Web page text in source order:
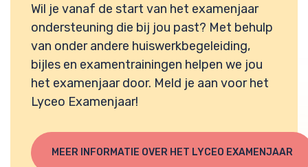
Wil je vanaf de start van het examenjaar
ondersteuning die bij jou past? Met behulp
van onder andere huiswerkbegeleiding,
bijles en examentrainingen helpen we jou
het examenjaar door. Meld je aan voor het
Lyceo Examenjaar!
MEER INFORMATIE OVER HET LYCEO EXAMENJAAR